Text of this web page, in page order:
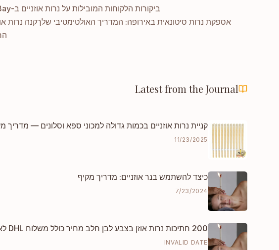
ביקורות הלקוחות המובילות על נרות אוזניים ב-Amazon, eBay ו-Shopify
אספקת נרות סיטונאית באירופה: המדריך האולטימטיבי שלךקנה נרות
Latest from the Journal
קניית נרות אוזניים בכמות גדולה למכוני ספא וסלונים — מדריך
11/23/2025
כיצד להשתמש בנר אוזניים: מדריך מקיף
7/23/2024
200 חתיכות נרות אוזן בצבע לבן חלב מחיר כולל משלוח DHL לאירופה
INVALID DATE